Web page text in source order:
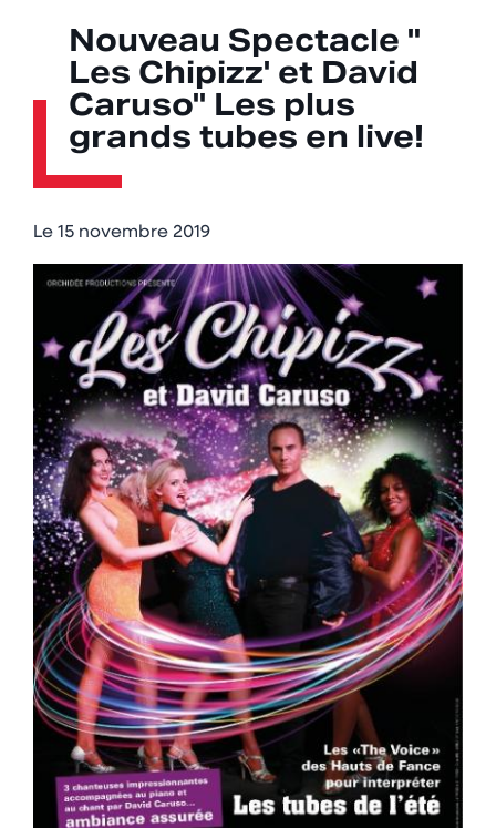
Nouveau Spectacle "
Les Chipizz' et David
Caruso" Les plus
grands tubes en live!
Le 15 novembre 2019